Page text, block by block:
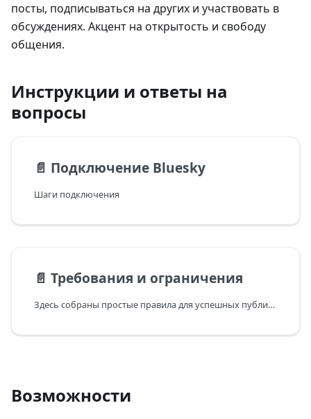
посты, подписываться на других и участвовать в
обсуждениях. Акцент на открытость и свободу
общения.
Инструкции и ответы на
вопросы
📄️ Подключение Bluesky
Шаги подключения
📄️ Требования и ограничения
Здесь собраны простые правила для успешных публикаций в Bluesky.
Возможности